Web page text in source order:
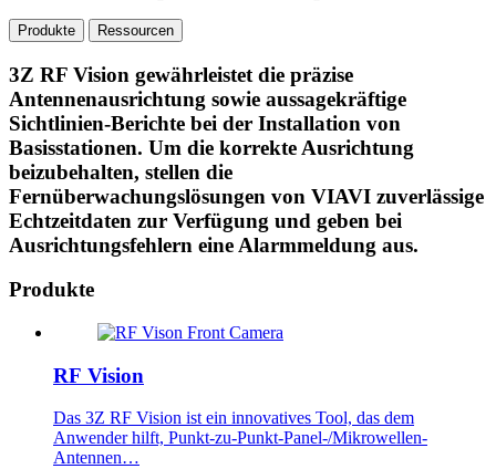
Produkte Ressourcen
3Z RF Vision gewährleistet die präzise
Antennenausrichtung sowie aussagekräftige
Sichtlinien-Berichte bei der Installation von
Basisstationen. Um die korrekte Ausrichtung
beizubehalten, stellen die
Fernüberwachungslösungen von VIAVI zuverlässige
Echtzeitdaten zur Verfügung und geben bei
Ausrichtungsfehlern eine Alarmmeldung aus.
Produkte
RF Vision
Das 3Z RF Vision ist ein innovatives Tool, das dem
Anwender hilft, Punkt-zu-Punkt-Panel-/Mikrowellen-
Antennen…